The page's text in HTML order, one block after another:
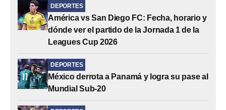
DEPORTES
América vs San Diego FC: Fecha, horario y
dónde ver el partido de la Jornada 1 de la
Leagues Cup 2026
DEPORTES
México derrota a Panamá y logra su pase al
Mundial Sub-20